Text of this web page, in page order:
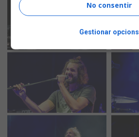
No consentir
Gestionar opcions